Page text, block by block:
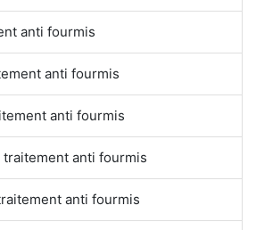
anti fourmis
anti fourmis
anti fourmis
anti fourmis
anti fourmis